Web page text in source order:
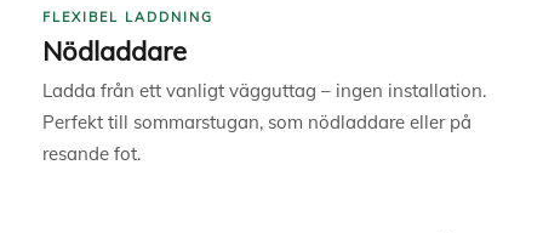
FLEXIBEL LADDNING
Nödladdare
Ladda från ett vanligt vägguttag – ingen installation.
Perfekt till sommarstugan, som nödladdare eller på
resande fot.